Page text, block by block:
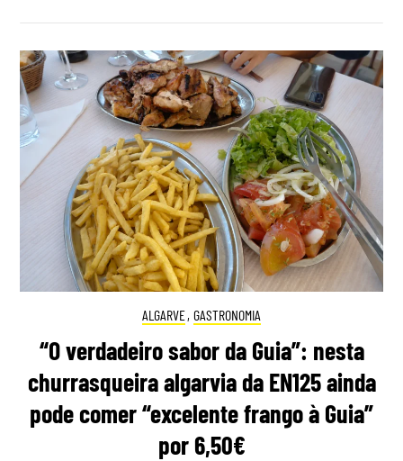
ALGARVE, GASTRONOMIA
“O verdadeiro sabor da Guia”: nesta
churrasqueira algarvia da EN125 ainda
pode comer “excelente frango à Guia”
por 6,50€